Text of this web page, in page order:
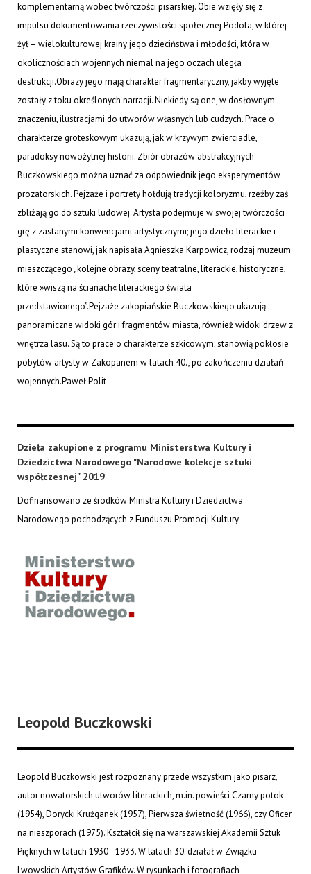
komplementarną wobec twórczości pisarskiej. Obie wzięły się z
impulsu dokumentowania rzeczywistości społecznej Podola, w której
żył – wielokulturowej krainy jego dzieciństwa i młodości, która w
okolicznościach wojennych niemal na jego oczach uległa
destrukcji.Obrazy jego mają charakter fragmentaryczny, jakby wyjęte
zostały z toku określonych narracji. Niekiedy są one, w dosłownym
znaczeniu, ilustracjami do utworów własnych lub cudzych. Prace o
charakterze groteskowym ukazują, jak w krzywym zwierciadle,
paradoksy nowożytnej historii. Zbiór obrazów abstrakcyjnych
Buczkowskiego można uznać za odpowiednik jego eksperymentów
prozatorskich. Pejzaże i portrety hołdują tradycji koloryzmu, rzeźby zaś
zbliżają go do sztuki ludowej. Artysta podejmuje w swojej twórczości
grę z zastanymi konwencjami artystycznymi; jego dzieło literackie i
plastyczne stanowi, jak napisała Agnieszka Karpowicz, rodzaj muzeum
mieszczącego „kolejne obrazy, sceny teatralne, literackie, historyczne,
które »wiszą na ścianach« literackiego świata
przedstawionego”.Pejzaże zakopiańskie Buczkowskiego ukazują
panoramiczne widoki gór i fragmentów miasta, również widoki drzew z
wnętrza lasu. Są to prace o charakterze szkicowym; stanowią pokłosie
pobytów artysty w Zakopanem w latach 40., po zakończeniu działań
wojennych.Paweł Polit
Dzieła zakupione z programu Ministerstwa Kultury i
Dziedzictwa Narodowego "Narodowe kolekcje sztuki
współczesnej" 2019
Dofinansowano ze środków Ministra Kultury i Dziedzictwa
Narodowego pochodzących z Funduszu Promocji Kultury.
Leopold Buczkowski
Leopold Buczkowski jest rozpoznany przede wszystkim jako pisarz,
autor nowatorskich utworów literackich, m.in. powieści Czarny potok
(1954), Dorycki Krużganek (1957), Pierwsza świetność (1966), czy Oficer
na nieszporach (1975). Kształcił się na warszawskiej Akademii Sztuk
Pięknych w latach 1930–1933. W latach 30. działał w Związku
Lwowskich Artystów Grafików. W rysunkach i fotografiach